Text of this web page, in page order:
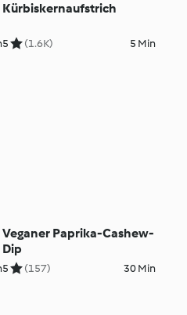
Kürbiskernaufstrich
5 (1.6K) 5 Min
Veganer Paprika-Cashew-
Dip
5 (157) 30 Min